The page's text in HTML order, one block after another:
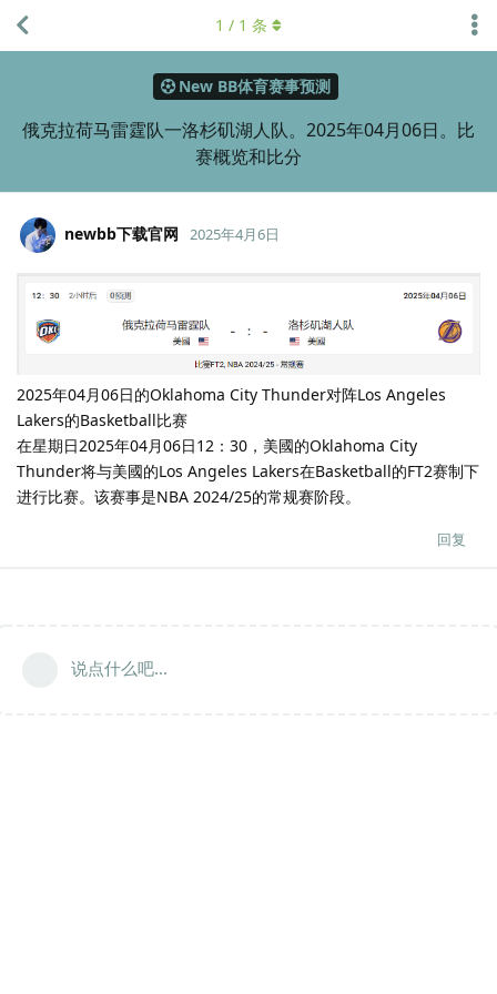
New BB体育赛事预测
俄克拉荷马雷霆队一洛杉矶湖人队。2025年04月06日。比
赛概览和比分
1 / 1 条
newbb下载官网 2025年4月6日
2025年04月06日的Oklahoma City Thunder对阵Los Angeles
Lakers的Basketball比赛
在星期日2025年04月06日12：30，美國的Oklahoma City
Thunder将与美國的Los Angeles Lakers在Basketball的FT2赛制下
进行比赛。该赛事是NBA 2024/25的常规赛阶段。
回复
说点什么吧...